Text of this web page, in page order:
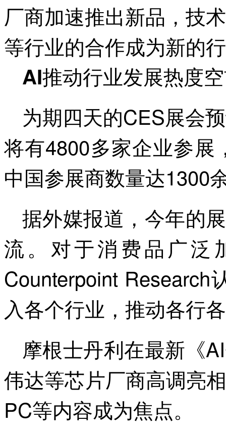
厂商加速推出新品，技
等行业的合作成为新的
AI推动行业发展热度
为期四天的CES展会
将有4800多家企业参展
中国参展商数量达1300
据外媒报道，今年的
流。对于消费品广泛
Counterpoint Research
入各个行业，推动各行
摩根士丹利在最新《
伟达等芯片厂商高调亮
PC等内容成为焦点。